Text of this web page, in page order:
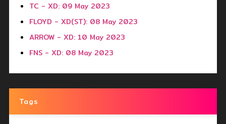
TC - XD: 09 May 2023
FLOYD - XD(ST): 08 May 2023
ARROW - XD: 10 May 2023
FNS - XD: 08 May 2023
Tags